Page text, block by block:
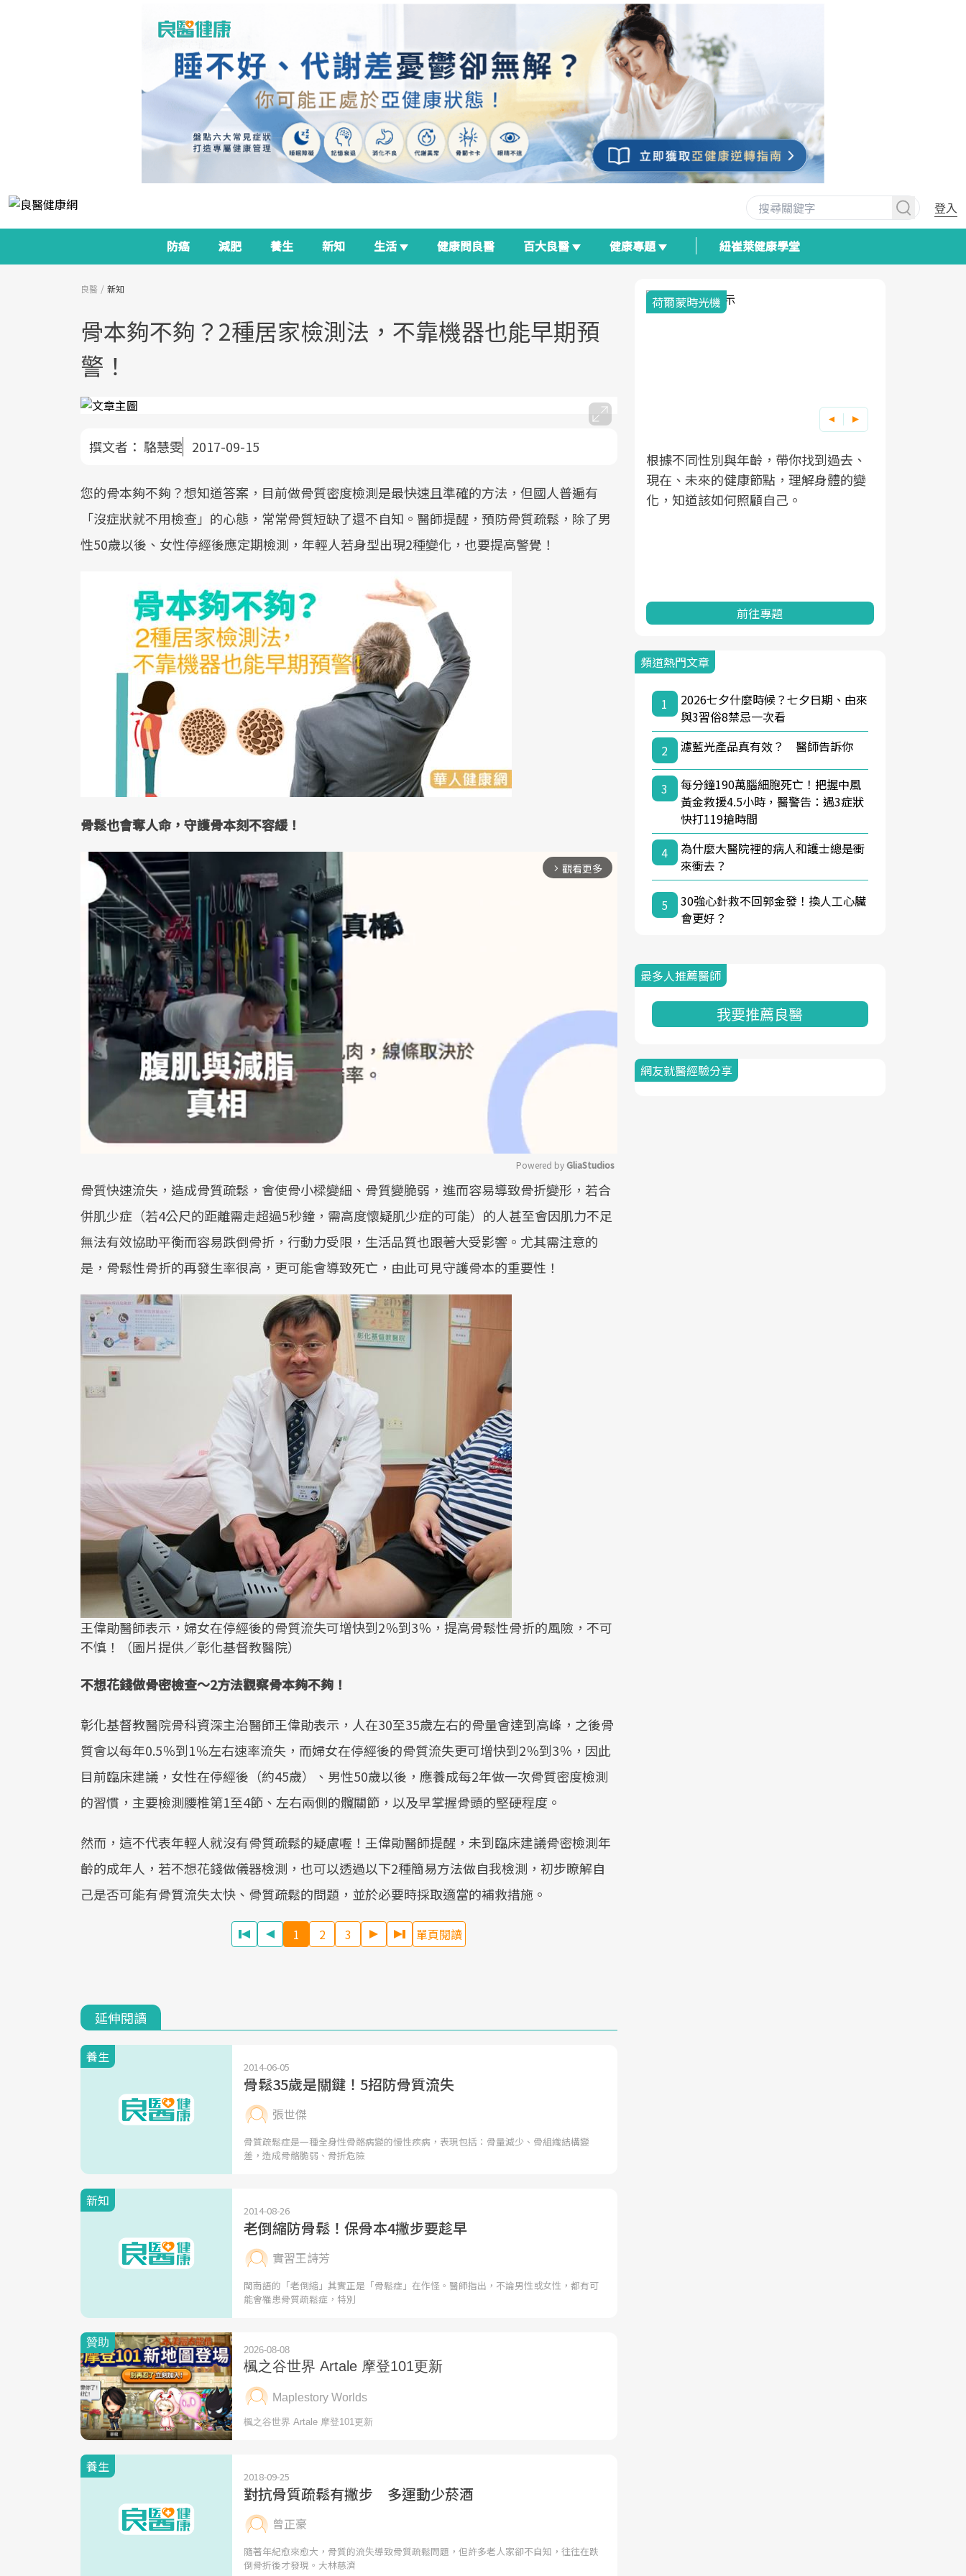
登入
防癌 減肥 養生 新知 生活 健康問良醫 百大良醫 健康專題 紐崔萊健康學堂
良醫 新知
骨本夠不夠？2種居家檢測法，不靠機器也能早期預
警！
撰文者： 駱慧雯 2017-09-15
您的骨本夠不夠？想知道答案，目前做骨質密度檢測是最快速且準確的方法，但國人普遍有
「沒症狀就不用檢查」的心態，常常骨質短缺了還不自知。醫師提醒，預防骨質疏鬆，除了男
性50歲以後、女性停經後應定期檢測，年輕人若身型出現2種變化，也要提高警覺！
骨鬆也會奪人命，守護骨本刻不容緩！
arrow_forward_ios 觀看更多
Mute
Powered by GliaStudios
骨質快速流失，造成骨質疏鬆，會使骨小樑變細、骨質變脆弱，進而容易導致骨折變形，若合
併肌少症（若4公尺的距離需走超過5秒鐘，需高度懷疑肌少症的可能）的人甚至會因肌力不足
無法有效協助平衡而容易跌倒骨折，行動力受限，生活品質也跟著大受影響。尤其需注意的
是，骨鬆性骨折的再發生率很高，更可能會導致死亡，由此可見守護骨本的重要性！
王偉勛醫師表示，婦女在停經後的骨質流失可增快到2％到3％，提高骨鬆性骨折的風險，不可
不慎！（圖片提供／彰化基督教醫院）
不想花錢做骨密檢查～2方法觀察骨本夠不夠！
彰化基督教醫院骨科資深主治醫師王偉勛表示，人在30至35歲左右的骨量會達到高峰，之後骨
質會以每年0.5％到1％左右速率流失，而婦女在停經後的骨質流失更可增快到2％到3％，因此
目前臨床建議，女性在停經後（約45歲）、男性50歲以後，應養成每2年做一次骨質密度檢測
的習慣，主要檢測腰椎第1至4節、左右兩側的髖關節，以及早掌握骨頭的堅硬程度。
然而，這不代表年輕人就沒有骨質疏鬆的疑慮喔！王偉勛醫師提醒，未到臨床建議骨密檢測年
齡的成年人，若不想花錢做儀器檢測，也可以透過以下2種簡易方法做自我檢測，初步瞭解自
己是否可能有骨質流失太快、骨質疏鬆的問題，並於必要時採取適當的補救措施。
1 2 3 單頁閱讀
延伸閱讀
養生
2014-06-05
骨鬆35歲是關鍵！5招防骨質流失
張世傑
骨質疏鬆症是一種全身性骨骼病變的慢性疾病，表現包括：骨量減少、骨組織結構變
差，造成骨骼脆弱、骨折危險
新知
2014-08-26
老倒縮防骨鬆！保骨本4撇步要趁早
實習王詩芳
閩南語的「老倒縮」其實正是「骨鬆症」在作怪。醫師指出，不論男性或女性，都有可
能會罹患骨質疏鬆症，特別
養生
2018-09-25
對抗骨質疏鬆有撇步 多運動少菸酒
曾正豪
隨著年紀愈來愈大，骨質的流失導致骨質疏鬆問題，但許多老人家卻不自知，往往在跌
倒骨折後才發現。大林慈濟
政策如「健康台灣推動委員會」與「長
照3.0」的推進，「預防醫學」已成全民
關注的核心議題。然而，健檢不只是醫
狀況、啟動健康管理的重要起點。
全面啟動你的健康革命！
建立對亞健康的認知，進而引導實際的
改善行動。
荷爾蒙時光機
根據不同性別與年齡，帶你找到過去、
現在、未來的健康節點，理解身體的變
化，知道該如何照顧自己。
前往專題
頻道熱門文章
1
2026七夕什麼時候？七夕日期、由來
與3習俗8禁忌一次看
2
濾藍光產品真有效？ 醫師告訴你
3
每分鐘190萬腦細胞死亡！把握中風
黃金救援4.5小時，醫警告：遇3症狀
快打119搶時間
4
為什麼大醫院裡的病人和護士總是衝
來衝去？
5
30強心針救不回郭金發！換人工心臟
會更好？
最多人推薦醫師
我要推薦良醫
網友就醫經驗分享